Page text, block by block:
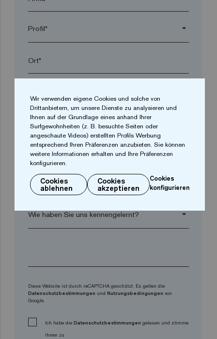
arrow_drop_down
Ort*
Telefon*
E-Mail*
arrow_drop_down
Diese Website ist durch reCAPTCHA geschützt. Es gelten die
Datenschutzbestimmungen und Nutzungsbedingungen von
Google.
Ich habe die Datenschutzbestimmungen gelesen und stimme
ihnen zu
Wir verwenden eigene Cookies und solche von
Drittanbietern, um unsere Dienste zu analysieren und
Ihnen auf der Grundlage eines anhand Ihrer
Surfgewohnheiten (z. B. besuchte Seiten oder
angeschaute Videos) erstellten Profils Werbung
entsprechend Ihren Präferenzen anzubieten. Sie können
weitere Informationen erhalten und Ihre Präferenzen
konfigurieren.
Cookies
ablehnen
Cookies
akzeptieren
Cookies
konfigurieren